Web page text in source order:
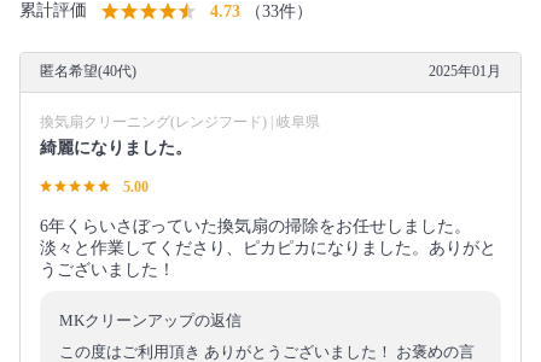
累計評価 4.73 （33件）
匿名希望(40代) 2025年01月
換気扇クリーニング(レンジフード) | 岐阜県
綺麗になりました。
5.00
6年くらいさぼっていた換気扇の掃除をお任せしました。
淡々と作業してくださり、ピカピカになりました。ありがと
うございました！
MKクリーンアップの返信
この度はご利用頂き ありがとうございました！ お褒めの言